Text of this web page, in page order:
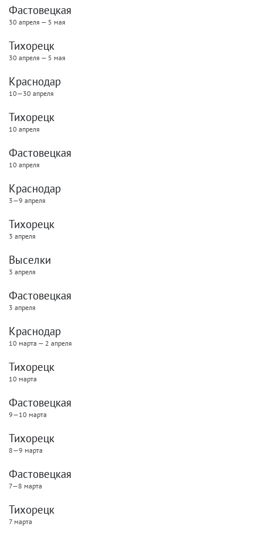
Фастовецкая
30 апреля — 5 мая
Тихорецк
30 апреля — 5 мая
Краснодар
10—30 апреля
Тихорецк
10 апреля
Фастовецкая
10 апреля
Краснодар
3—9 апреля
Тихорецк
3 апреля
Выселки
3 апреля
Фастовецкая
3 апреля
Краснодар
10 марта — 2 апреля
Тихорецк
10 марта
Фастовецкая
9—10 марта
Тихорецк
8—9 марта
Фастовецкая
7—8 марта
Тихорецк
7 марта